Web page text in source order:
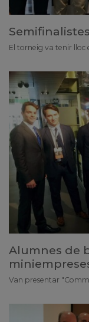
El torneig va tenir lloc
Alumnes de
Van presentar